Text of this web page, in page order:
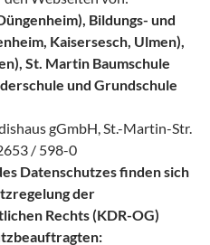
Bildungs- und
Kaisersesch, Ulmen),
St. Martin Baumschule
und Grundschule
gGmbH, St.-Martin-Str.
/ 598-0
Datenschutzes finden sich
der
Rechts (KDR-OG)